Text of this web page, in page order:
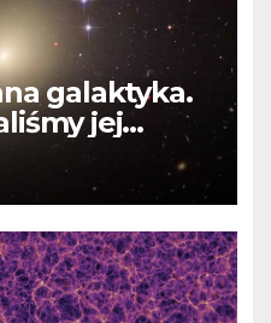
galaktyka.
jej